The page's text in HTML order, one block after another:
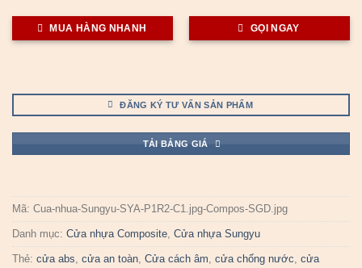
MUA HÀNG NHANH GỌI NGAY
ĐĂNG KÝ TƯ VẤN SẢN PHẨM
TẢI BẢNG GIÁ
Mã: Cua-nhua-Sungyu-SYA-P1R2-C1.jpg-Compos-SGD.jpg
Danh mục: Cửa nhựa Composite, Cửa nhựa Sungyu
Thẻ: cửa abs, cửa an toàn, Cửa cách âm, cửa chống nước, cửa